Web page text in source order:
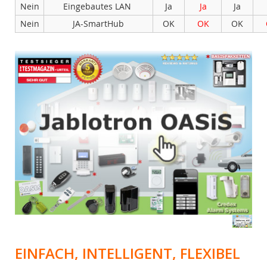
Nein
Eingebautes LAN Ja Ja
Ja
Nein
JA-SmartHub OK OK OK
EINFACH, INTELLIGENT, FLEXIBEL